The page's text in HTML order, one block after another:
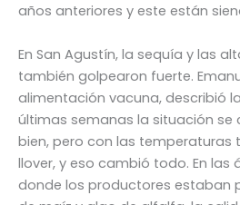
años anteriores y este están
En San Agustín, la sequía y las
también golpearon fuerte.
alimentación vacuna, describió
últimas semanas la situación se
bien, pero con las temperaturas
llover, y eso cambió todo. En las
donde los productores estaban